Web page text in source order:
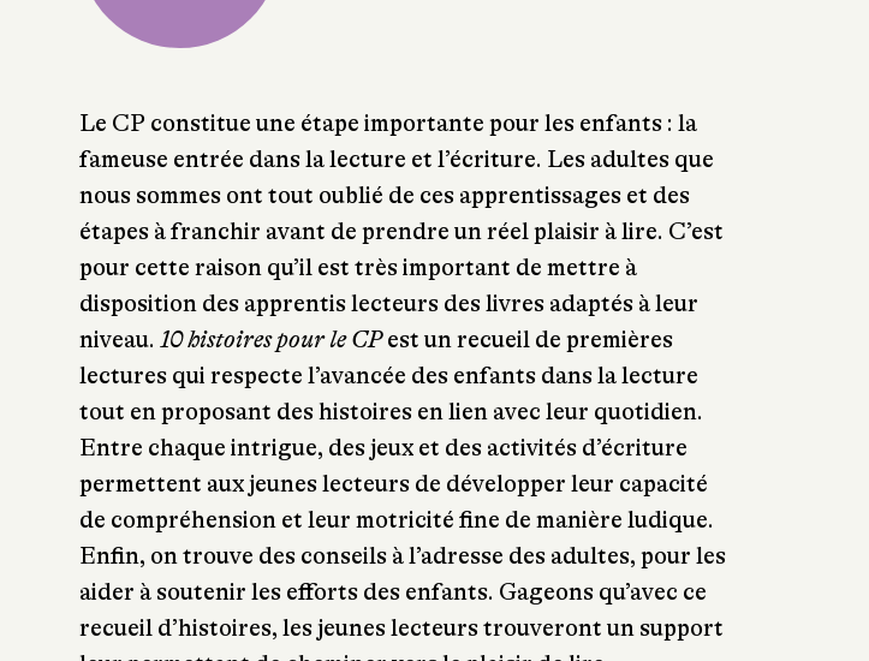
Le CP constitue une étape importante pour les enfants : la
fameuse entrée dans la lecture et l’écriture. Les adultes que
nous sommes ont tout oublié de ces apprentissages et des
étapes à franchir avant de prendre un réel plaisir à lire. C’est
pour cette raison qu’il est très important de mettre à
disposition des apprentis lecteurs des livres adaptés à leur
niveau. 10 histoires pour le CPest un recueil de premières
lectures qui respecte l’avancée des enfants dans la lecture
tout en proposant des histoires en lien avec leur quotidien.
Entre chaque intrigue, des jeux et des activités d’écriture
permettent aux jeunes lecteurs de développer leur capacité
de compréhension et leur motricité fine de manière ludique.
Enfin, on trouve des conseils à l’adresse des adultes, pour les
aider à soutenir les efforts des enfants. Gageons qu’avec ce
recueil d’histoires, les jeunes lecteurs trouveront un support